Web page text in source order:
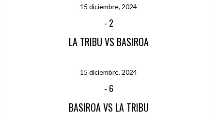
15 diciembre, 2024
- 2
LA TRIBU VS BASIROA
15 diciembre, 2024
- 6
BASIROA VS LA TRIBU